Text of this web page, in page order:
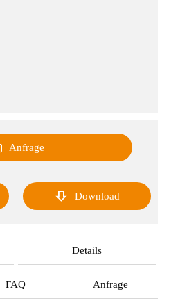
Anfrage
 Download
Details
FAQ Anfrage